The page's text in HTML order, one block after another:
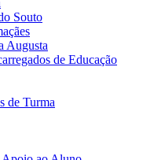
Souto
Augusta
de Educação
de Turma